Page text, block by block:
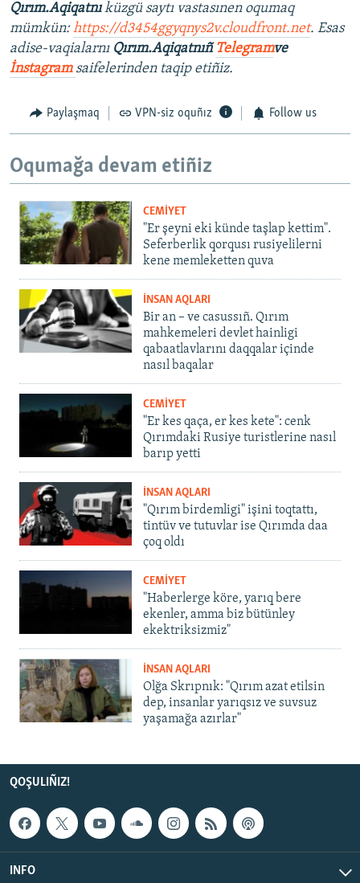
Qırım.Aqiqatnıküzgü saytı vastasınen oqumaq
mümkün:https://d3454ggyqnys2v.cloudfront.net. Esas
adise-vaqialarnı Qırım.Aqiqatnıñ Telegramve
İnstagram saifelerinden taqip etiñiz.
Paylaşmaq VPN-siz oquñız Follow us
Oqumağa devam etiñiz
CEMİYET
"Er şeyni eki künde taşlap kettim".
Seferberlik qorqusı rusiyelilerni
kene memleketten quva
İNSAN AQLARI
Bir an – ve casussıñ. Qırım
mahkemeleri devlet hainligi
qabaatlavlarını daqqalar içinde
nasıl baqalar
CEMİYET
"Er kes qaça, er kes kete": cenk
Qırımdaki Rusiye turistlerine nasıl
barıp yetti
İNSAN AQLARI
"Qırım birdemligi" işini toqtattı,
tintüv ve tutuvlar ise Qırımda daa
çoq oldı
CEMİYET
"Haberlerge köre, yarıq bere
ekenler, amma biz bütünley
ekektriksizmiz"
İNSAN AQLARI
Olğa Skrıpnık: "Qırım azat etilsin
dep, insanlar yarıqsız ve suvsuz
yaşamağa azırlar"
QOŞULIÑIZ!
INFO